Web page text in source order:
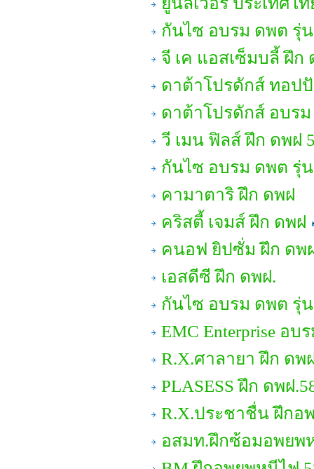
กันไซ อบรม ดพต รุ่
จี เค แอสเซ็มบลี้ ฝึก
ดาต้าโปรดักส์ ทอป
ดาต้าโปรดักส์ อบร
วี เมน ฟิลส์ ฝึก ดพฝ
กันไซ อบรม ดพต รุ่
คามาตาริ ฝึก ดพฝ
คริสตี้ เจมส์ ฝึก ดพฝ
คนอฟ ยิปซั่ม ฝึก ดพ
เอสดีซี ฝึก ดพฝ.
กันไซ อบรม ดพต รุ่
EMC Enterprise อบ
R.X.ศาลายา ฝึก ดพ
PLASESS ฝึก ดพฝ
R.X.ประชาชื่น ฝึกอ
อสมท.ฝึกซ้อมอพยพ